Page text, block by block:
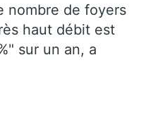
nombre de foyers
haut débit est
sur un an, a